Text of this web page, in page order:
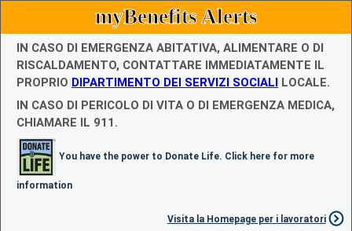
myBenefits Alerts
IN CASO DI EMERGENZA ABITATIVA, ALIMENTARE O DI
RISCALDAMENTO, CONTATTARE IMMEDIATAMENTE IL
PROPRIO DIPARTIMENTO DEI SERVIZI SOCIALI LOCALE.
IN CASO DI PERICOLO DI VITA O DI EMERGENZA MEDICA,
CHIAMARE IL 911.
You have the power to Donate Life. Click here for more
information
Visita la Homepage per i lavoratori